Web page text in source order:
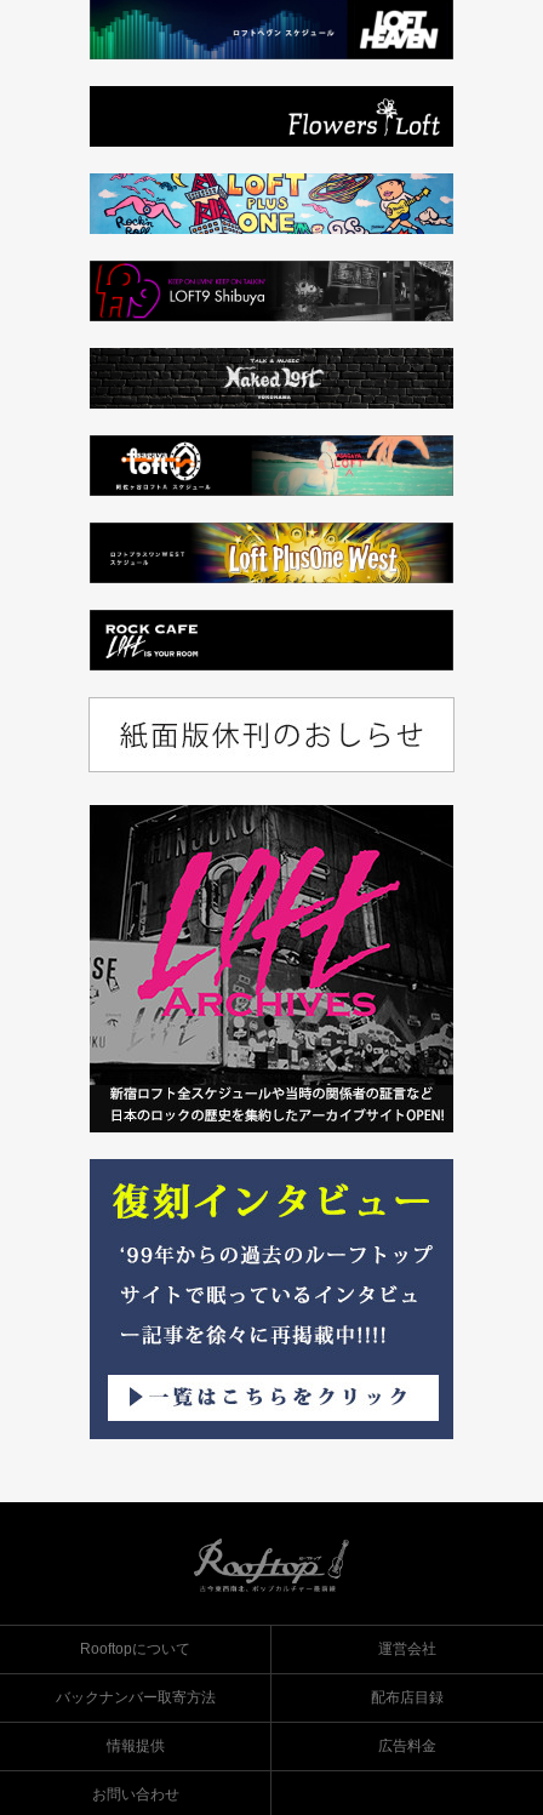
Rooftopについて 運営会社
バックナンバー取寄方法 配布店目録
情報提供 広告料金
お問い合わせ